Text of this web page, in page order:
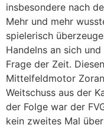
insbesondere nach
Mehr und mehr
spielerisch
Handelns an sich
Frage der Zeit.
Mittelfeldmotor
Weitschuss aus der
der Folge war der
kein zweites Mal